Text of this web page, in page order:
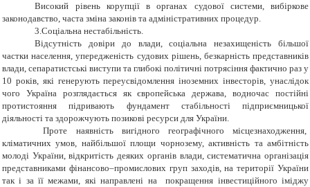
Високий рівень корупції в органах судової системи, вибіркове
законодавство, часта зміна законів та адміністративних процедур.
3.Соціальна нестабільність.
Відсутність довіри до влади, соціальна незахищеність більшої
частки населення, упередженість судових рішень, безкарність представників
влади, сепаратистські виступи та глибокі політичні потрясіння фактично раз у
10 років, які генерують переусвідомлення іноземних інвесторів, унаслідок
чого Україна розглядається як європейська держава, водночас постійні
протистояння підривають фундамент стабільності підприємницької
діяльності та здорожчують позикові ресурси для України.
Проте наявність вигідного географічного місцезнаходження,
кліматичних умов, найбільшої площи чорнозему, активність та амбітність
молоді України, відкритість деяких органів влади, систематична організація
представниками фінансово–промислових груп заходів, на території України
так і за її межами, які направлені на покращення інвестиційного іміджу